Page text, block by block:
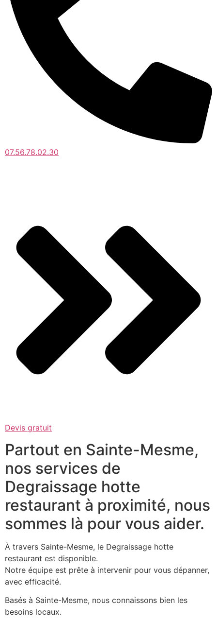
07.56.78.02.30
Devis gratuit
Partout en Sainte-Mesme,
nos services de
Degraissage hotte
restaurant à proximité, nous
sommes là pour vous aider.
À travers Sainte-Mesme, le Degraissage hotte
restaurant est disponible.
Notre équipe est prête à intervenir pour vous dépanner,
avec efficacité.
Basés à Sainte-Mesme, nous connaissons bien les
besoins locaux.